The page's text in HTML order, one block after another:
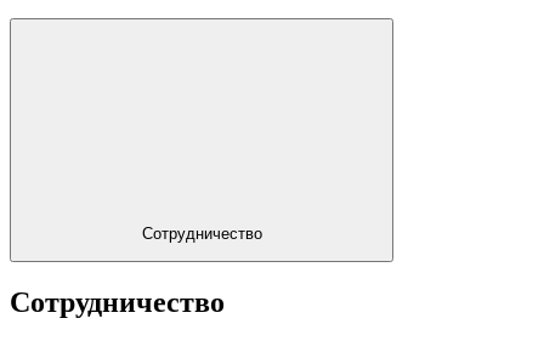
Сотрудничество
Сотрудничество